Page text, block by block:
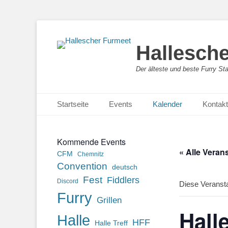
Der älteste und beste Furry
Primäres Menü
Inhalt
Startseite Events Kalender Kontakt
« Alle
Diese
Kommende Events
CFM Chemnitz
Convention deutsch
Discord Fest Fiddlers
Furry Grillen
Halle Halle Treff HFF